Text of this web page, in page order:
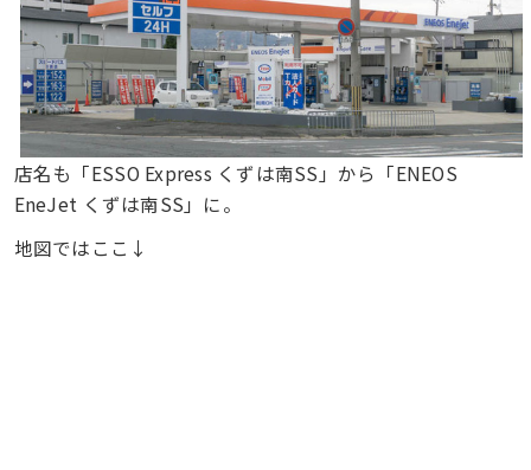
店名も「ESSO Express くずは南SS」から「ENEOS
EneJet くずは南SS」に。
地図ではここ↓